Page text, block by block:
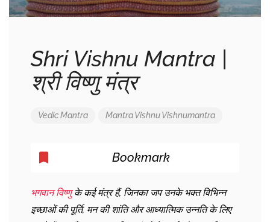
Shri Vishnu Mantra |
श्री विष्णु मंत्र
Vedic Mantra MantraVishnuVishnumantra
Bookmark
भगवान विष्णुके कई मंत्र हैं, जिनका जप उनके भक्त विभिन्न
इच्छाओं की पूर्ति, मन की शांति और आध्यात्मिक उन्नति के लिए